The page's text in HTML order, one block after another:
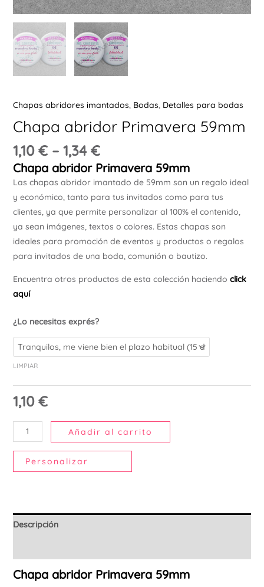
Chapas abridores imantados, Bodas, Detalles para bodas
Chapa abridor Primavera 59mm
1,10 €– 1,34 €
Chapa abridor Primavera 59mm
Las chapas abridor imantado de 59mm son un regalo ideal
y económico, tanto para tus invitados como para tus
clientes, ya que permite personalizar al 100% el contenido,
ya sean imágenes, textos o colores. Estas chapas son
ideales para promoción de eventos y productos o regalos
para invitados de una boda, comunión o bautizo.
Encuentra otros productos de esta colección haciendo click
aquí
¿Lo necesitas exprés?
LIMPIAR
1,10 €
Añadir al carrito
Personalizar
Descripción
Chapa abridor Primavera 59mm